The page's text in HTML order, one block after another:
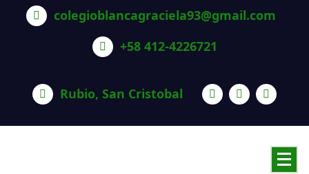
Saltar
colegioblancagraciela93@gmail.com
+58 412-4226721
Rubio, San Cristobal